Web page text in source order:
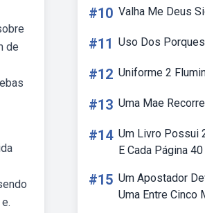
de
#10 Valha Me Deus
#11 Uso Dos
#12 Uniforme 2
#13 Uma Mae
#14 Um Livro Possui
E Cada Página
#15 Um Apostador
Uma Entre Cinco